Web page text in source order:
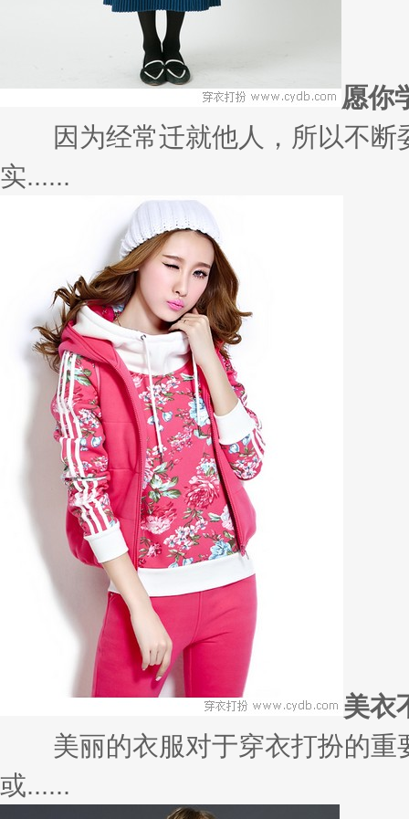
愿你
因为经常迁就他人，所以不断
实......
美衣
美丽的衣服对于穿衣打扮的重
或......